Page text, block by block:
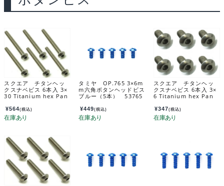
スクエア チタンヘッ
クスナベビス 6本入 3×
30 Titanium hex Pan
cs.) NTR-330
¥564(税込)
タミヤ OP.765 3×6m
m六角ボタンヘッドビス
ブルー（5本） 53765
¥449(税込)
スクエア チタンヘッ
クスナベビス 6本入 3×
6 Titanium hex Pan
s.) NTR-306
¥347(税込)